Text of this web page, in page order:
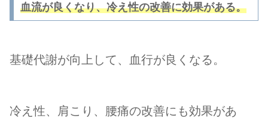
血流が良くなり、冷え性の改善に効果がある。
基礎代謝が向上して、血行が良くなる。
冷え性、肩こり、腰痛の改善にも効果があ